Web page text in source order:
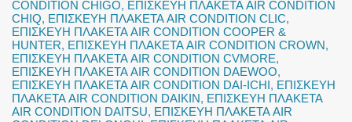
CONDITION CHIGO, ΕΠΙΣΚΕΥΗ ΠΛΑΚΕΤΑ AIR CONDITION
CHIQ, ΕΠΙΣΚΕΥΗ ΠΛΑΚΕΤΑ AIR CONDITION CLIC,
ΕΠΙΣΚΕΥΗ ΠΛΑΚΕΤΑ AIR CONDITION COOPER &
HUNTER, ΕΠΙΣΚΕΥΗ ΠΛΑΚΕΤΑ AIR CONDITION CROWN,
ΕΠΙΣΚΕΥΗ ΠΛΑΚΕΤΑ AIR CONDITION CVMORE,
ΕΠΙΣΚΕΥΗ ΠΛΑΚΕΤΑ AIR CONDITION DAEWOO,
ΕΠΙΣΚΕΥΗ ΠΛΑΚΕΤΑ AIR CONDITION DAI-ICHI, ΕΠΙΣΚΕΥΗ
ΠΛΑΚΕΤΑ AIR CONDITION DAIKIN, ΕΠΙΣΚΕΥΗ ΠΛΑΚΕΤΑ
AIR CONDITION DAITSU, ΕΠΙΣΚΕΥΗ ΠΛΑΚΕΤΑ AIR